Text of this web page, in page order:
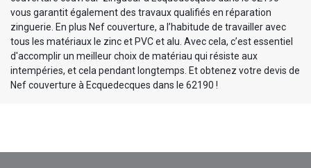
vous garantit également des travaux qualifiés en réparation
zinguerie. En plus Nef couverture, a l’habitude de travailler avec
tous les matériaux le zinc et PVC et alu. Avec cela, c’est essentiel
d'accomplir un meilleur choix de matériau qui résiste aux
intempéries, et cela pendant longtemps. Et obtenez votre devis de
Nef couverture à Ecquedecques dans le 62190 !